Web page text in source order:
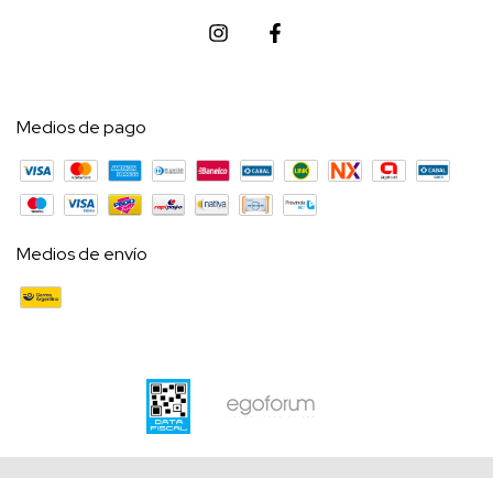
Medios de pago
Medios de envío